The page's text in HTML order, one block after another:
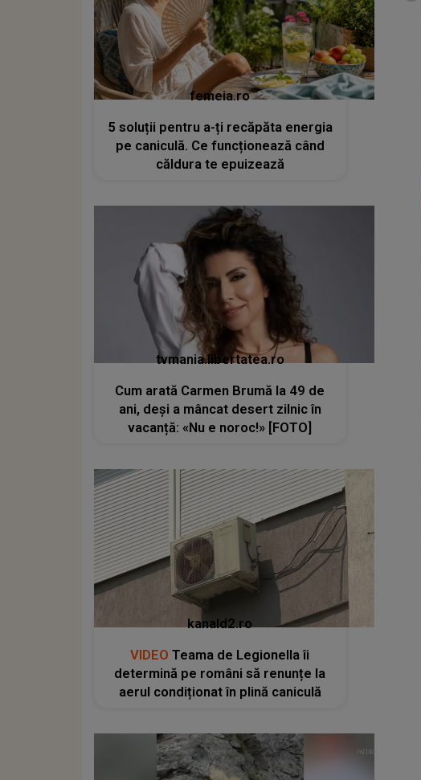
femeia.ro
5 soluții pentru a-ți recăpăta energia
pe caniculă. Ce funcționează când
căldura te epuizează
tvmania.libertatea.ro
Cum arată Carmen Brumă la 49 de
ani, deși a mâncat desert zilnic în
vacanță: «Nu e noroc!» [FOTO]
kanald2.ro
VIDEO Teama de Legionella îi
determină pe români să renunțe la
aerul condiționat în plină caniculă